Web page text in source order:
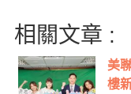
相關文章 :
美
樓